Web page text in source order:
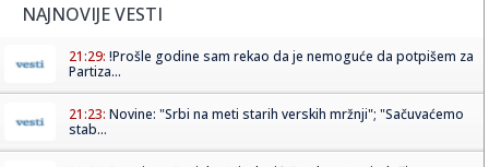
NAJNOVIJE VESTI
21:29: !Prošle godine sam rekao da je nemoguće da potpišem za
Partiza...
21:23: Novine: "Srbi na meti starih verskih mržnji"; "Sačuvaćemo
stab...